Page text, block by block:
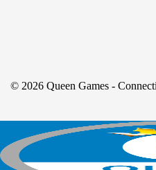
© 2026 Queen Games -